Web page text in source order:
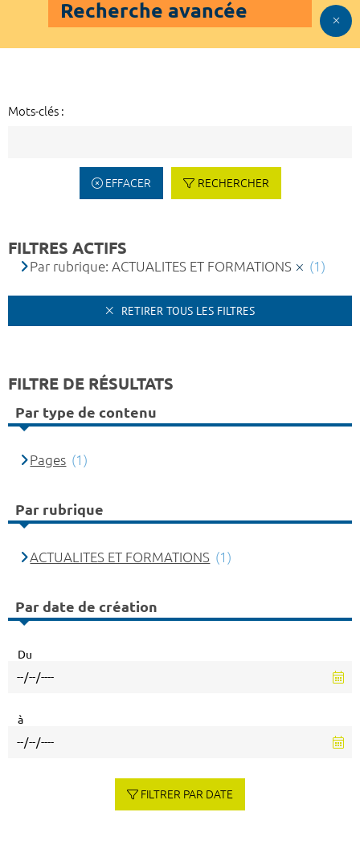
Recherche avancée
Mots-clés :
EFFACER RECHERCHER
FILTRES ACTIFS
Par rubrique: ACTUALITES ET FORMATIONS (1)
RETIRER TOUS LES FILTRES
FILTRE DE RÉSULTATS
Par type de contenu
Pages (1)
Par rubrique
ACTUALITES ET FORMATIONS (1)
Par date de création
Du
à
FILTRER PAR DATE